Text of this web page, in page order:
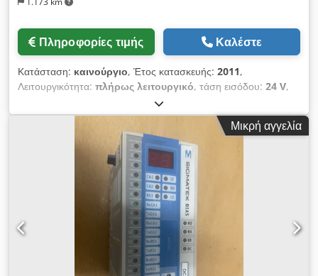
Πληροφορίες τιμής Καλέστε
Κατάσταση: καινούργιο, Έτος κατασκευής: 2011,
Λειτουργικότητα: πλήρως λειτουργικό, τάση εισόδου: 24 V,
Αντλία σκληρυντικού Lisec για βαρέλια 20 λίτρων, πλήρης
μονάδα. Μπορεί να χρησιμοποιηθεί για PS, αλλά και για PU με
παχύρρευστο σκληρυντικό. Πωλείται EXW από την αποθήκη
μας στην Ουγγαρία. Dodpfx Agjwuq Ubjtjck
Μικρή αγγελία